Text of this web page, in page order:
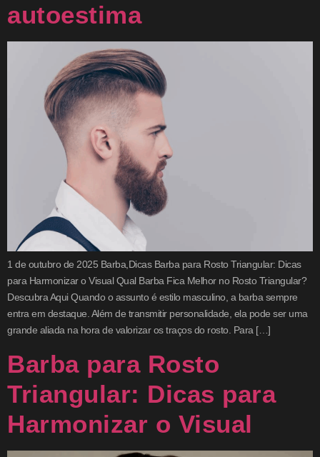
autoestima
1 de outubro de 2025 Barba,Dicas Barba para Rosto Triangular: Dicas
para Harmonizar o Visual Qual Barba Fica Melhor no Rosto Triangular?
Descubra Aqui Quando o assunto é estilo masculino, a barba sempre
entra em destaque. Além de transmitir personalidade, ela pode ser uma
grande aliada na hora de valorizar os traços do rosto. Para […]
Barba para Rosto
Triangular: Dicas para
Harmonizar o Visual